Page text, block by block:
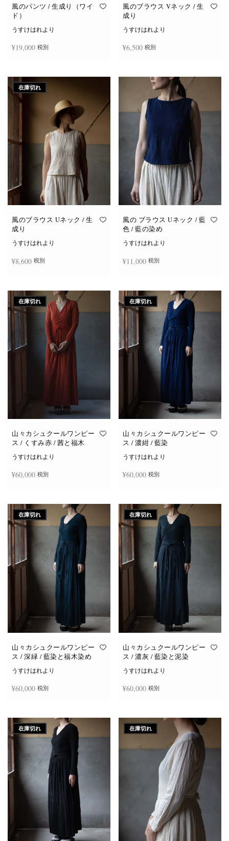
オ
ジ
選
択
で
き
ま
す
オ
ジ
か
ら
選
風のパンツ / 生成り（ワイ
ド）
うすけはれより
¥19,000 税別
風のブラウス Vネック / 生
成り
うすけはれより
¥6,500 税別
在庫切れ
風のブラウス Uネック / 生
成り
うすけはれより
¥8,600 税別
風の ブラウス Uネック / 藍
色 / 藍の染め
うすけはれより
¥11,000 税別
在庫切れ
山々カシュクールワンピー
ス / くすみ赤 / 茜と福木
うすけはれより
¥60,000 税別
在庫切れ
山々カシュクールワンピー
ス / 濃紺 / 藍染
うすけはれより
¥60,000 税別
在庫切れ
山々カシュクールワンピー
ス / 深緑 / 藍染と福木染め
うすけはれより
¥60,000 税別
在庫切れ
山々カシュクールワンピー
ス / 濃灰 / 藍染と泥染
うすけはれより
¥60,000 税別
在庫切れ 在庫切れ